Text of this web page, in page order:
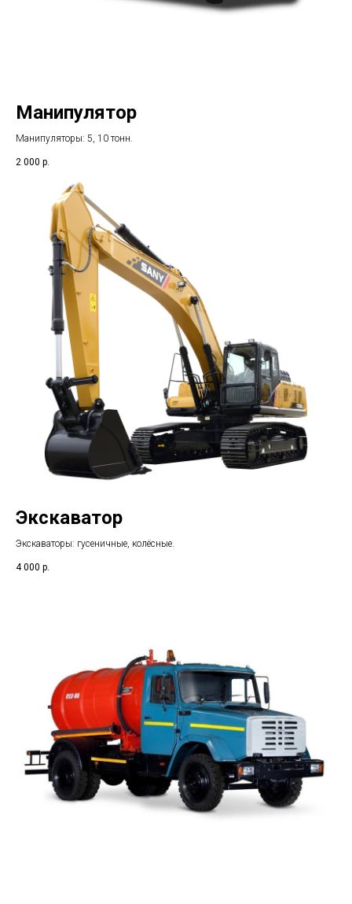
Манипулятор
Манипуляторы: 5, 10 тонн.
2 000 р.
Экскаватор
Экскаваторы: гусеничные, колёсные.
4 000 р.